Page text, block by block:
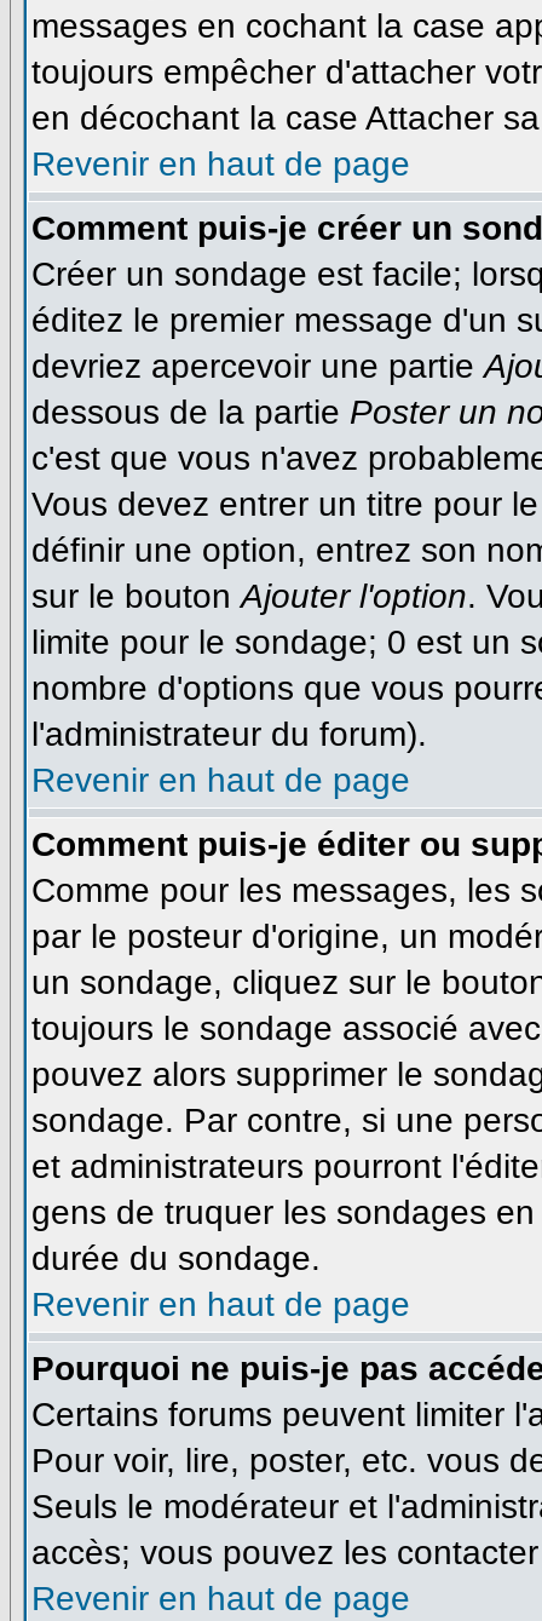
messages en cochant la case
toujours empêcher d'attacher
en décochant la case Attacher
Revenir en haut de page
Comment puis-je créer un
Créer un sondage est facile;
éditez le premier message d'un
devriez apercevoir une partie
dessous de la partie Poster un
c'est que vous n'avez
Vous devez entrer un titre pour
définir une option, entrez son
sur le boutonAjouter l'option.
limite pour le sondage; 0 est un
nombre d'options que vous
l'administrateur du forum).
Revenir en haut de page
Comment puis-je éditer ou
Comme pour les messages, les
par le posteur d'origine, un
un sondage, cliquez sur le
toujours le sondage associé
pouvez alors supprimer le
sondage. Par contre, si une
et administrateurs pourront
gens de truquer les sondages
durée du sondage.
Revenir en haut de page
Pourquoi ne puis-je pas
Certains forums peuvent limiter
Pour voir, lire, poster, etc. vous
Seuls le modérateur et
accès; vous pouvez les
Revenir en haut de page